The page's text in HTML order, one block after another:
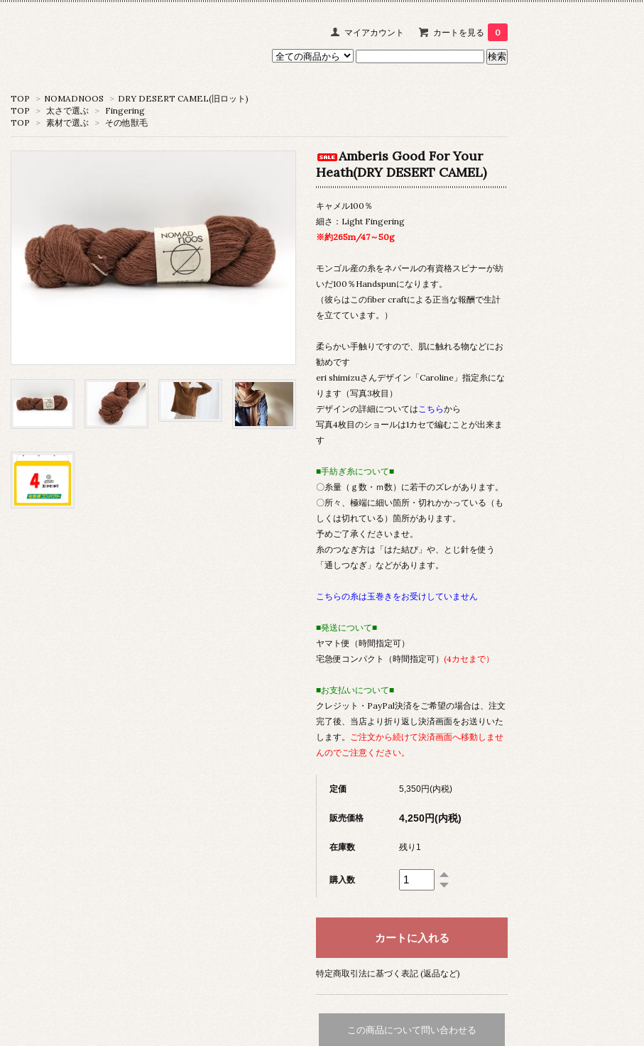
マイアカウント カートを見る 0
TOP > NOMADNOOS > DRY DESERT CAMEL(旧ロット)
TOP
> 太さで選ぶ > Fingering
TOP
> 素材で選ぶ > その他獣毛
Amberis Good For Your
Heath(DRY DESERT CAMEL)
キャメル100％
細さ：Light Fingering
※約265m/47～50g
モンゴル産の糸をネパールの有資格スピナーが紡
いだ100％Handspunになります。
（彼らはこのfiber craftによる正当な報酬で生計
を立てています。）
柔らかい手触りですので、肌に触れる物などにお
勧めです
eri shimizuさんデザイン「Caroline」指定糸にな
ります（写真3枚目）
デザインの詳細についてはこちらから
写真4枚目のショールは1カセで編むことが出来ま
す
■手紡ぎ糸について■
〇糸量（ｇ数・ｍ数）に若干のズレがあります。
〇所々、極端に細い箇所・切れかかっている（も
しくは切れている）箇所があります。
予めご了承くださいませ。
糸のつなぎ方は「はた結び」や、とじ針を使う
「通しつなぎ」などがあります。
こちらの糸は玉巻きをお受けしていません
■発送について■
ヤマト便（時間指定可）
宅急便コンパクト（時間指定可） (4カセまで）
■お支払いについて■
クレジット・PayPal決済をご希望の場合は、注文
完了後、当店より折り返し決済画面をお送りいた
します。 ご注文から続けて決済画面へ移動しませ
んのでご注意ください。
定価 5,350円(内税)
販売価格 4,250円(内税)
在庫数 残り1
購入数
特定商取引法に基づく表記 (返品など)
この商品について問い合わせる